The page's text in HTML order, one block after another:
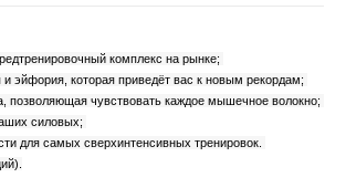
комплекс на рынке;
и эйфория, которая приведёт вас к новым рекордам;
позволяющая чувствовать каждое мышечное волокно;
силовых;
для самых сверхинтенсивных тренировок.